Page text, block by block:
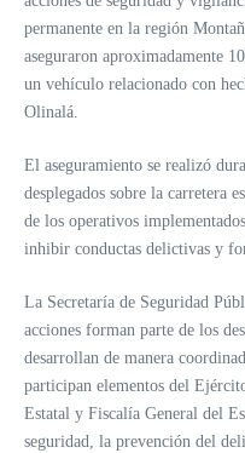
permanente en la región
aseguraron aproximadamente
un vehículo relacionado con
Olinalá.
El aseguramiento se realizó
desplegados sobre la carretera
de los operativos
inhibir conductas delictivas y
La Secretaría de Seguridad
acciones forman parte de los
desarrollan de manera
participan elementos del
Estatal y Fiscalía General del
seguridad, la prevención del